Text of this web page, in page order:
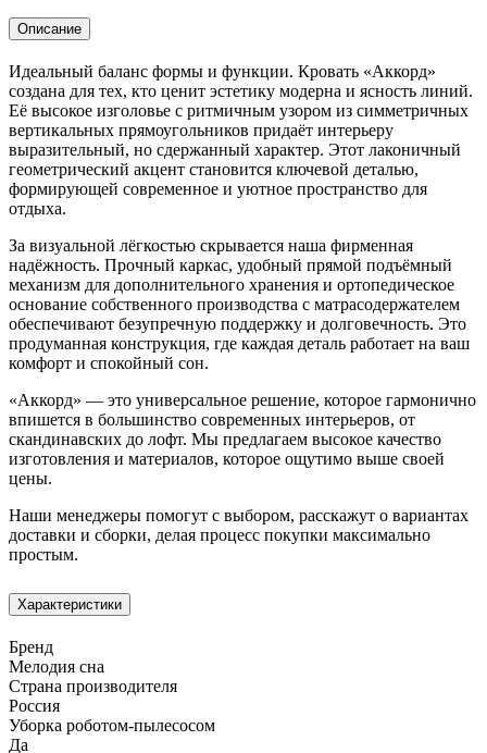
Описание
Идеальный баланс формы и функции. Кровать «Аккорд»
создана для тех, кто ценит эстетику модерна и ясность линий.
Её высокое изголовье с ритмичным узором из симметричных
вертикальных прямоугольников придаёт интерьеру
выразительный, но сдержанный характер. Этот лаконичный
геометрический акцент становится ключевой деталью,
формирующей современное и уютное пространство для
отдыха.
За визуальной лёгкостью скрывается наша фирменная
надёжность. Прочный каркас, удобный прямой подъёмный
механизм для дополнительного хранения и ортопедическое
основание собственного производства с матрасодержателем
обеспечивают безупречную поддержку и долговечность. Это
продуманная конструкция, где каждая деталь работает на ваш
комфорт и спокойный сон.
«Аккорд» — это универсальное решение, которое гармонично
впишется в большинство современных интерьеров, от
скандинавских до лофт. Мы предлагаем высокое качество
изготовления и материалов, которое ощутимо выше своей
цены.
Наши менеджеры помогут с выбором, расскажут о вариантах
доставки и сборки, делая процесс покупки максимально
простым.
Характеристики
Бренд
Мелодия сна
Страна производителя
Россия
Уборка роботом-пылесосом
Да